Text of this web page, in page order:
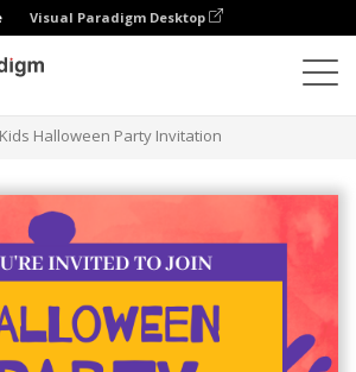
Visual Paradigm Desktop
Kids Halloween Party Invitation